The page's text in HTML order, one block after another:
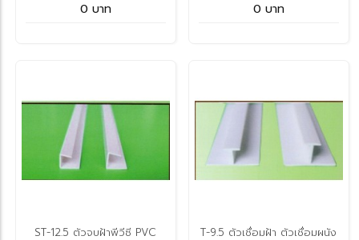
0 บาท 0 บาท
ST-12.5 ตัวจบฝ้าพีวีซี PVC
T-9.5 ตัวเชื่อมฝ้า ตัวเชื่อมผนัง